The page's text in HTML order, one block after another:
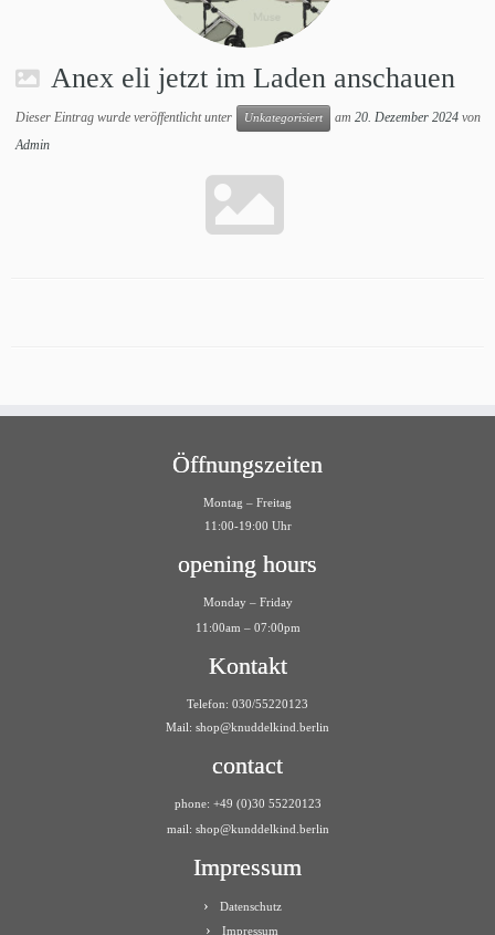
Anex eli jetzt im Laden anschauen
Dieser Eintrag wurde veröffentlicht unter Unkategorisiert am20. Dezember 2024 von
Admin
Öffnungszeiten
Montag – Freitag
11:00-19:00 Uhr
opening hours
Monday – Friday
11:00am – 07:00pm
Kontakt
Telefon: 030/55220123
Mail: shop@knuddelkind.berlin
contact
phone: +49 (0)30 55220123
mail: shop@kunddelkind.berlin
Impressum
Datenschutz
Impressum